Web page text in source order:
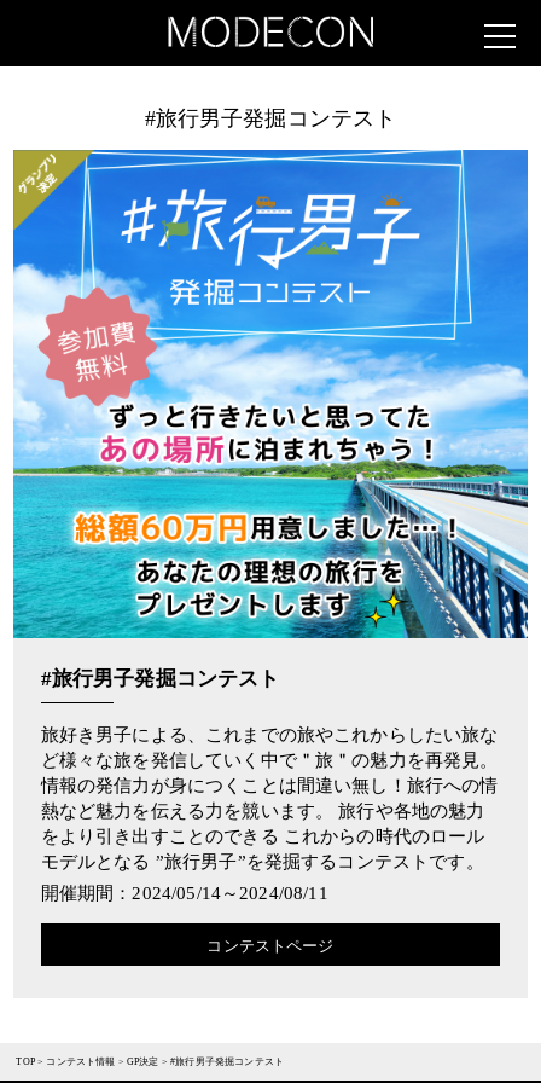
#旅行男子発掘コンテスト
#旅行男子発掘コンテスト
旅好き男子による、これまでの旅やこれからしたい旅な
ど様々な旅を発信していく中で＂旅＂の魅力を再発見。
情報の発信力が身につくことは間違い無し！旅行への情
熱など魅力を伝える力を競います。 旅行や各地の魅力
をより引き出すことのできる これからの時代のロール
モデルとなる ”旅行男子”を発掘するコンテストです。
開催期間：2024/05/14～2024/08/11
コンテストページ
TOP> コンテスト情報 >GP決定 >#旅行男子発掘コンテスト